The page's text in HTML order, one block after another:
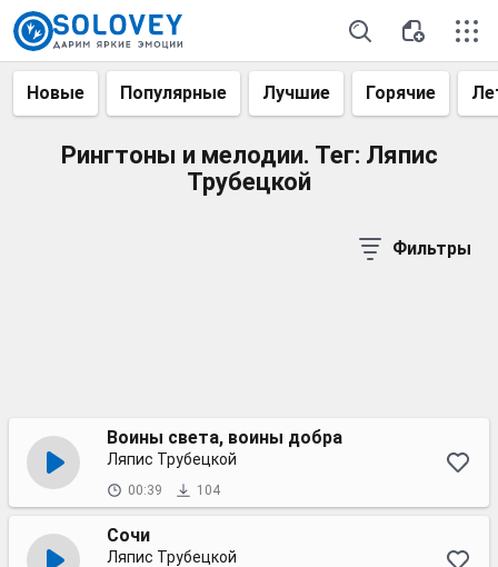
Новые Популярные Лучшие Горячие
Рингтоны и мелодии. Тег: Ляпис
Трубецкой
Фильтры
Воины света, воины добра
Ляпис Трубецкой
00:39 104
Сочи
Ляпис Трубецкой